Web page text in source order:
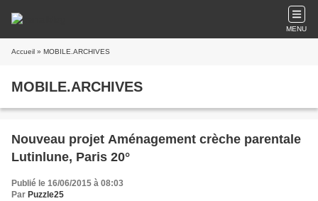
MENU
Accueil » MOBILE.ARCHIVES
MOBILE.ARCHIVES
Nouveau projet Aménagement crèche parentale
Lutinlune, Paris 20°
Publié le 16/06/2015 à 08:03
Par Puzzle25